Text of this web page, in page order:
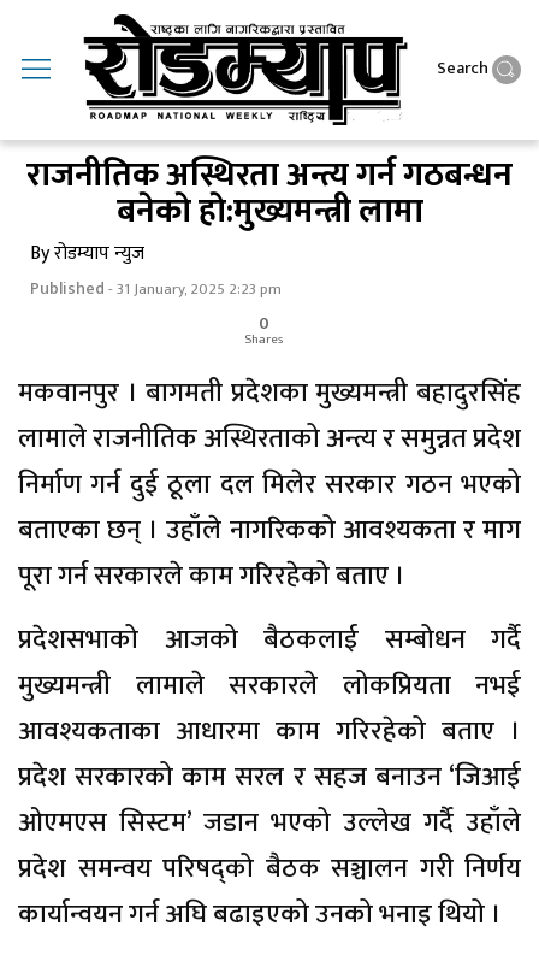
Search
राजनीतिक अस्थिरता अन्त्य गर्न गठबन्धन
बनेकाे हाे:मुख्यमन्त्री लामा
By रोडम्याप न्युज
Published- 31 January, 2025 2:23 pm
0
Shares
मकवानपुर । बागमती प्रदेशका मुख्यमन्त्री बहादुरसिंह
लामाले राजनीतिक अस्थिरताको अन्त्य र समुन्नत प्रदेश
निर्माण गर्न दुई ठूला दल मिलेर सरकार गठन भएको
बताएका छन् । उहाँले नागरिकको आवश्यकता र माग
पूरा गर्न सरकारले काम गरिरहेको बताए ।
प्रदेशसभाको आजको बैठकलाई सम्बोधन गर्दै
मुख्यमन्त्री लामाले सरकारले लोकप्रियता नभई
आवश्यकताका आधारमा काम गरिरहेको बताए ।
प्रदेश सरकारको काम सरल र सहज बनाउन ‘जिआई
ओएमएस सिस्टम’ जडान भएको उल्लेख गर्दै उहाँले
प्रदेश समन्वय परिषद्को बैठक सञ्चालन गरी निर्णय
कार्यान्वयन गर्न अघि बढाइएको उनको भनाइ थियो ।